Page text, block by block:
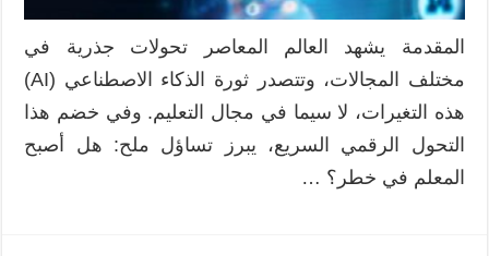
مغلقة
المقدمة يشهد العالم المعاصر تحولات جذرية في
مختلف المجالات، وتتصدر ثورة الذكاء الاصطناعي (AI)
هذه التغيرات، لا سيما في مجال التعليم. وفي خضم هذا
التحول الرقمي السريع، يبرز تساؤل ملح: هل أصبح
المعلم في خطر؟ …